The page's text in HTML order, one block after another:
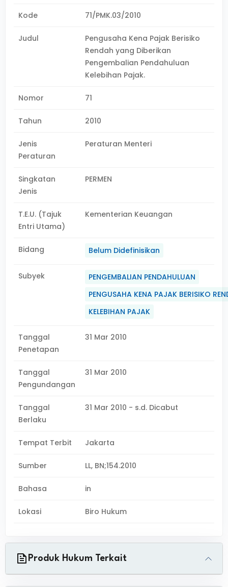
Kode 71/PMK.03/2010
Judul
Pengusaha Kena Pajak Berisiko
Rendah yang Diberikan
Pengembalian Pendahuluan
Kelebihan Pajak.
Nomor 71
Tahun 2010
Jenis
Peraturan
Peraturan Menteri
Singkatan
Jenis
PERMEN
T.E.U. (Tajuk
Entri Utama)
Kementerian Keuangan
Bidang Belum Didefinisikan
Subyek
PENGEMBALIAN PENDAHULUAN
PENGUSAHA KENA PAJAK BERISIKO
KELEBIHAN PAJAK
Tanggal
Penetapan
31 Mar 2010
Tanggal
Pengundangan
31 Mar 2010
Tanggal
Berlaku
31 Mar 2010 - s.d. Dicabut
Tempat Terbit Jakarta
Sumber LL, BN;154.2010
Bahasa in
Lokasi Biro Hukum
Produk Hukum Terkait